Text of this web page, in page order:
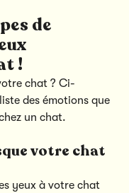
de
!
chat ? Ci-
des émotions que
un chat.
votre chat
yeux à votre chat